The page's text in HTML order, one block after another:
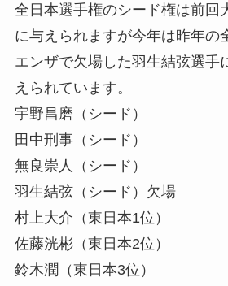
全日本選手権のシード権は前回
に与えられますが今年は昨年の
エンザで欠場した羽生結弦選手
えられています。
宇野昌磨（シード）
田中刑事（シード）
無良崇人（シード）
羽生結弦（シード）欠場
村上大介（東日本1位）
佐藤洸彬（東日本2位）
鈴木潤（東日本3位）